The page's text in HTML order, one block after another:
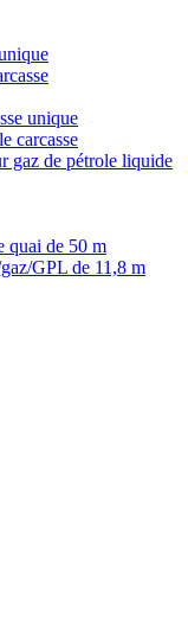
unique
carcasse
gaz de pétrole liquide
quai de 50 m
GPL de 11,8 m